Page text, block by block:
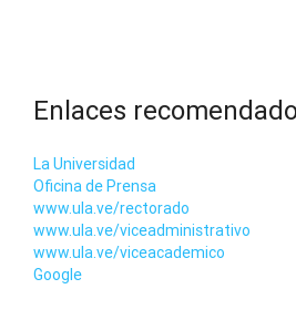
Enlaces
La Universidad
Oficina de Prensa
www.ula.ve/rectorado
www.ula.ve/viceadministrativo
www.ula.ve/viceacademico
Google